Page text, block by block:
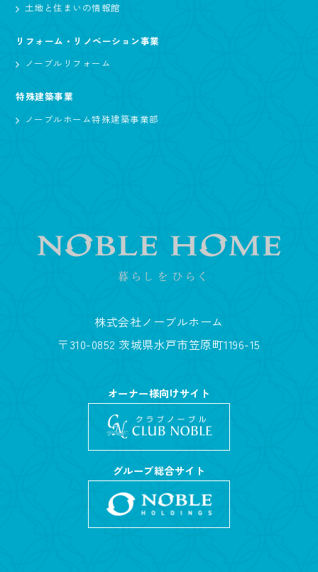
土地と住まいの情報館
リフォーム・リノベーション事業
ノーブルリフォーム
特殊建築事業
ノーブルホーム特殊建築事業部
株式会社ノーブルホーム
〒310-0852 茨城県水戸市笠原町1196-15
オーナー様向けサイト
グループ総合サイト